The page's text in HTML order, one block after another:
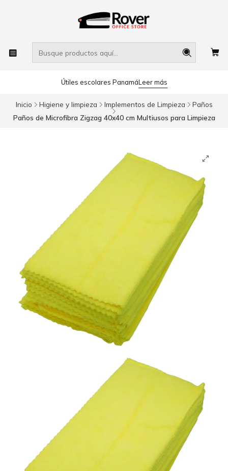
Útiles escolares PanamáLeer más
Inicio Higiene y limpieza Implementos de Limpieza
Paños
Paños de Microfibra Zigzag 40x40 cm Multiusos para Limpieza